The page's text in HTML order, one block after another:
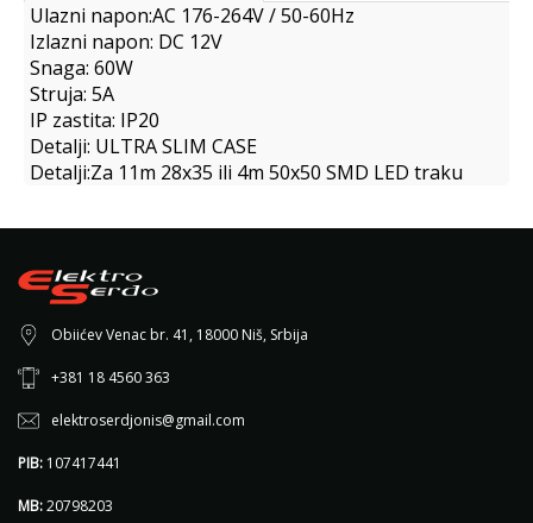
Ulazni napon:AC 176-264V / 50-60Hz
Izlazni napon: DC 12V
Snaga: 60W
Struja: 5A
IP zastita: IP20
Detalji: ULTRA SLIM CASE
Detalji:Za 11m 28x35 ili 4m 50x50 SMD LED traku
Obiićev Venac br. 41, 18000 Niš, Srbija
+381 18 4560 363
elektroserdjonis@gmail.com
PIB: 107417441
MB:20798203